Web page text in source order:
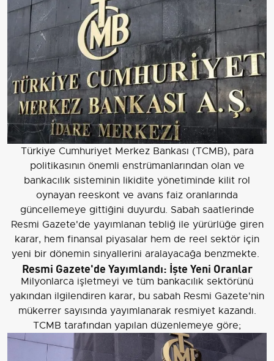
Türkiye Cumhuriyet Merkez Bankası (TCMB), para
politikasının önemli enstrümanlarından olan ve
bankacılık sisteminin likidite yönetiminde kilit rol
oynayan reeskont ve avans faiz oranlarında
güncellemeye gittiğini duyurdu. Sabah saatlerinde
Resmi Gazete'de yayımlanan tebliğ ile yürürlüğe giren
karar, hem finansal piyasalar hem de reel sektör için
yeni bir dönemin sinyallerini aralayacağa benzmekte.
Resmi Gazete'de Yayımlandı: İşte Yeni Oranlar
Milyonlarca işletmeyi ve tüm bankacılık sektörünü
yakından ilgilendiren karar, bu sabah Resmi Gazete'nin
mükerrer sayısında yayımlanarak resmiyet kazandı.
TCMB tarafından yapılan düzenlemeye göre;